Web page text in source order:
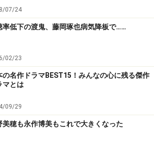
の手帖』『けものみち』と同じ内山聖
原作シリーズ三部作の最終作となる
題、月９にナショナル劇場にテレビ朝
新作は？
07/24
率低下の渡鬼、藤岡琢也病気降板で……
02/23
の名作ドラマBEST15！みんなの心に残る傑作
マとは
09/29
美穂も永作博美もこれで大きくなった